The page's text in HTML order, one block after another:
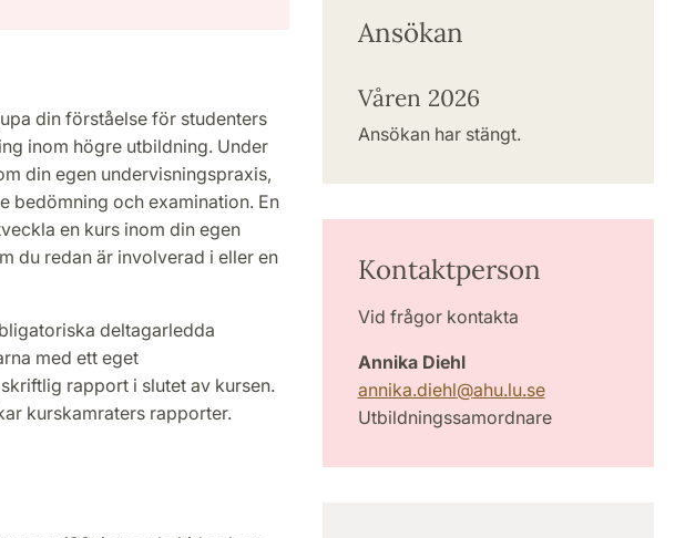
din förståelse för studenters
inom högre utbildning. Under
din egen undervisningspraxis,
bedömning och examination. En
en kurs inom din egen
du redan är involverad i eller en
deltagarledda
med ett eget
rapport i slutet av kursen.
kurskamraters rapporter.
Ansökan
Våren 2026
Ansökan har stängt.
Kontaktperson
Vid frågor kontakta
Annika Diehl
annika.diehl@ahu.lu.se
Utbildningssamordnare